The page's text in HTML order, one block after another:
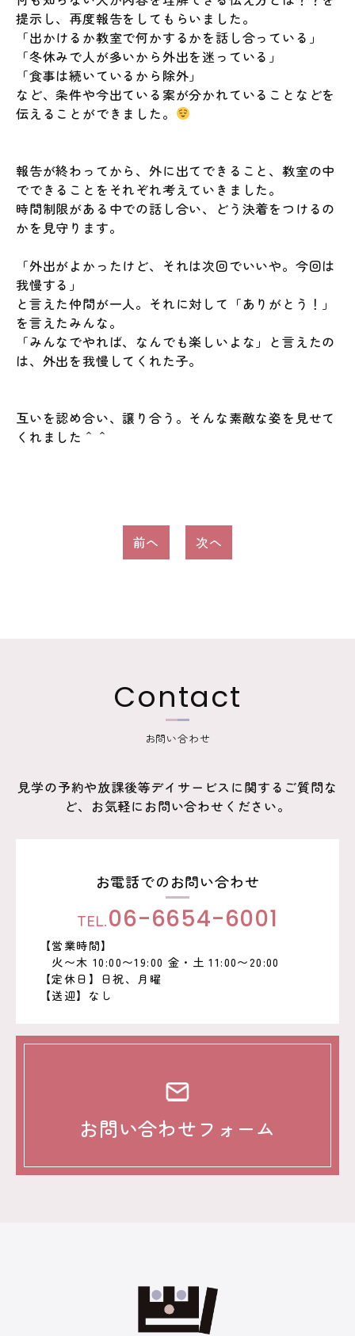
提示し、再度報告をしてもらいました。
「出かけるか教室で何かするかを話し合っている」
「冬休みで人が多いから外出を迷っている」
「食事は続いているから除外」
など、条件や今出ている案が分かれていることなどを
伝えることができました。
報告が終わってから、外に出てできること、教室の中
でできることをそれぞれ考えていきました。
時間制限がある中での話し合い、どう決着をつけるの
かを見守ります。
「外出がよかったけど、それは次回でいいや。今回は
我慢する」
と言えた仲間が一人。それに対して「ありがとう！」
を言えたみんな。
「みんなでやれば、なんでも楽しいよな」と言えたの
は、外出を我慢してくれた子。
互いを認め合い、譲り合う。そんな素敵な姿を見せて
くれました＾＾
前へ 次へ
Contact
お問い合わせ
見学の予約や放課後等デイサービスに関するご質問な
ど、お気軽にお問い合わせください。
お電話でのお問い合わせ
TEL.06-6654-6001
【営業時間】
火〜木 10:00〜19:00 金・土 11:00〜20:00
【定休日】日祝、月曜
【送迎】なし
お問い合わせフォーム